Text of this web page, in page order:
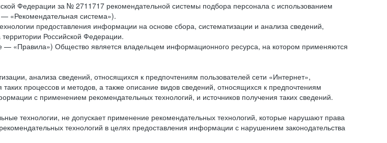
Федерации за № 2711717 рекомендательной системы подбора персонала с использованием
«Рекомендательная система»).
предоставления информации на основе сбора, систематизации и анализа сведений,
Российской Федерации.
«Правила») Общество является владельцем информационного ресурса, на котором применяются
анализа сведений, относящихся к предпочтениям пользователей сети «Интернет»,
процессов и методов, а также описание видов сведений, относящихся к предпочтениям
с применением рекомендательных технологий, и источников получения таких сведений.
технологии, не допускает применение рекомендательных технологий, которые нарушают права
технологий в целях предоставления информации с нарушением законодательства